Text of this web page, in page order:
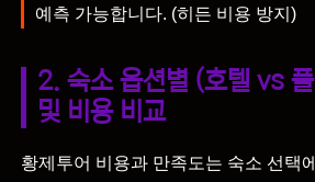
예측 가능합니다. (히든 비용 방지)
2. 숙소 옵션별 (호텔 vs
및 비용 비교
황제투어 비용과 만족도는 숙소 선택